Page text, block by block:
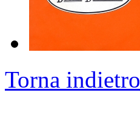
Torna indietro